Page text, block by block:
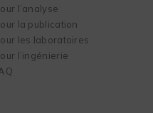
l’analyse
la publication
les laboratoires
l’ingénierie